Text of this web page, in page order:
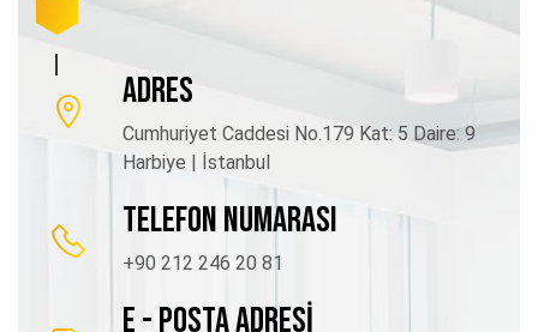
ADRES
Cumhuriyet Caddesi No.179 Kat: 5 Daire: 9
Harbiye | İstanbul
TELEFON NUMARASI
+90 212 246 20 81
E - POSTA ADRESİ